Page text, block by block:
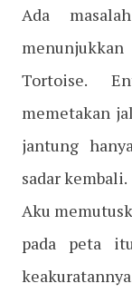
Ada
Tortoise.
memetakan
jantung
sadar kembali.
Aku
pada peta